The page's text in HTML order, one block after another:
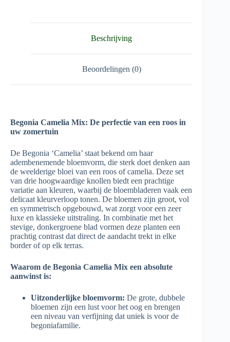
Beschrijving
Beoordelingen (0)
Begonia Camelia Mix: De perfectie van een roos in
uw zomertuin
De Begonia ‘Camelia’ staat bekend om haar
adembenemende bloemvorm, die sterk doet denken aan
de weelderige bloei van een roos of camelia. Deze set
van drie hoogwaardige knollen biedt een prachtige
variatie aan kleuren, waarbij de bloembladeren vaak een
delicaat kleurverloop tonen. De bloemen zijn groot, vol
en symmetrisch opgebouwd, wat zorgt voor een zeer
luxe en klassieke uitstraling. In combinatie met het
stevige, donkergroene blad vormen deze planten een
prachtig contrast dat direct de aandacht trekt in elke
border of op elk terras.
Waarom de Begonia Camelia Mix een absolute
aanwinst is:
Uitzonderlijke bloemvorm: De grote, dubbele
bloemen zijn een lust voor het oog en brengen
een niveau van verfijning dat uniek is voor de
begoniafamilie.